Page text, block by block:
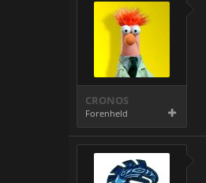
CRONOS
Forenheld